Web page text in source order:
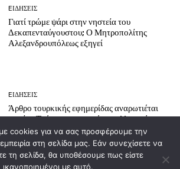
EΙΔΗΣΕΙΣ
Γιατί τρώμε ψάρι στην νηστεία του
Δεκαπενταύγουστου; Ο Μητροπολίτης
Αλεξανδρουπόλεως εξηγεί
EΙΔΗΣΕΙΣ
Άρθρο τουρκικής εφημερίδας αναρωτιέται
γιατί οι Τούρκοι προτιμούν τα ελληνικά
νησιά για διακοπές
cookies για να σας προσφέρουμε την
στη σελίδα μας. Εάν συνεχίσετε να
τη σελίδα, θα υποθέσουμε πως είστε
ικανοποιημένοι με αυτό.